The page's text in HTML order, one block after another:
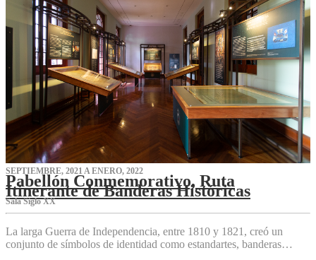
SEPTIEMBRE, 2021 A ENERO, 2022
Pabellón Conmemorativo, Ruta
Itinerante de Banderas Históricas
Sala Siglo XX
La larga Guerra de Independencia, entre 1810 y 1821, creó un
conjunto de símbolos de identidad como estandartes, banderas…